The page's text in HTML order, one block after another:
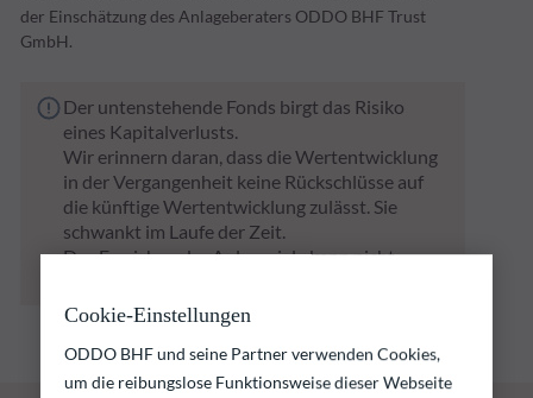
der Einschätzung des Anlageberaters ODDO BHF Trust
GmbH.
Der untenstehende Fonds birgt das Risiko
eines Kapitalverlusts.
Wir erinnern daran, dass die Wertentwicklung
in der Vergangenheit keine Rückschlüsse auf
die künftige Wertentwicklung zulässt. Sie
schwankt im Laufe der Zeit.
Das Erreichen der Anlageziele kann nicht
Cookie-Einstellungen
ODDO BHF und seine Partner verwenden Cookies,
um die reibungslose Funktionsweise dieser Webseite